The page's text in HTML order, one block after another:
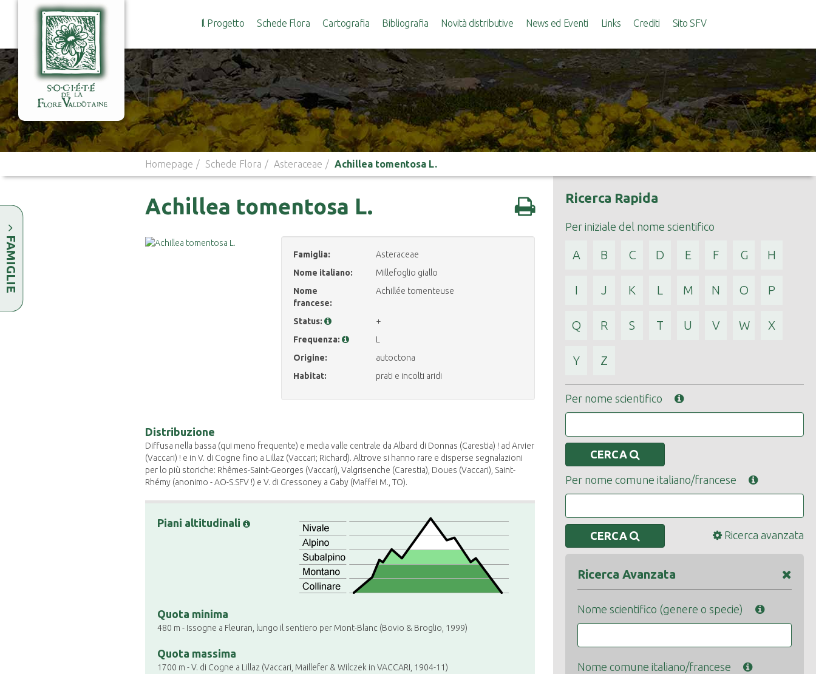
Il Progetto Schede Flora Cartografia Bibliografia Novità distributive News ed Eventi Links Crediti Sito SFV
Homepage Schede Flora Asteraceae Achillea tomentosa L.
FAMIGLIE
Achillea tomentosa L.
Famiglia:
Asteraceae
Nome italiano:
Millefoglio giallo
Nome
francese:
Achillée tomenteuse
Status:
+
Frequenza:
L
Origine:
autoctona
Habitat:
prati e incolti aridi
Distribuzione
Diffusa nella bassa (qui meno frequente) e media valle centrale da Albard di Donnas (Carestia) ! ad Arvier
(Vaccari) ! e in V. di Cogne fino a Lillaz (Vaccari; Richard). Altrove si hanno rare e disperse segnalazioni
per lo più storiche: Rhêmes-Saint-Georges (Vaccari), Valgrisenche (Carestia), Doues (Vaccari), Saint-
Rhémy (anonimo - AO-S.SFV !) e V. di Gressoney a Gaby (Maffei M., TO).
Piani altitudinali
Quota minima
480 m - Issogne a Fleuran, lungo il sentiero per Mont-Blanc (Bovio & Broglio, 1999)
Quota massima
1700 m - V. di Cogne a Lillaz (Vaccari, Maillefer & Wilczek in VACCARI, 1904-11)
Ricerca Rapida
Per iniziale del nome scientifico
A B C D E F G H
I J K L M N O P
Q R S T U V W X
Y Z
Per nome scientifico
CERCA
Per nome comune italiano/francese
CERCA Ricerca avanzata
Ricerca Avanzata
Nome scientifico (genere o specie)
Nome comune italiano/francese